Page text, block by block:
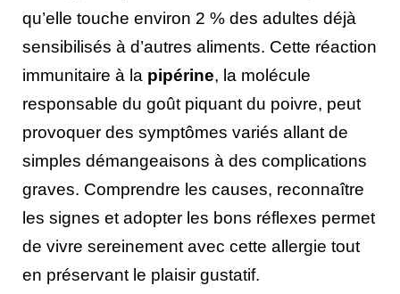
qu’elle touche environ 2 % des adultes déjà
sensibilisés à d’autres aliments. Cette réaction
immunitaire à la pipérine, la molécule
responsable du goût piquant du poivre, peut
provoquer des symptômes variés allant de
simples démangeaisons à des complications
graves. Comprendre les causes, reconnaître
les signes et adopter les bons réflexes permet
de vivre sereinement avec cette allergie tout
en préservant le plaisir gustatif.